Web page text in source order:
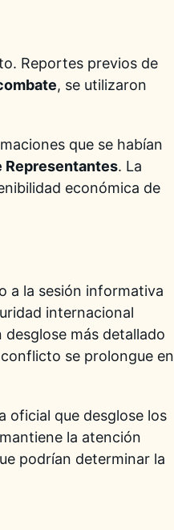
Reportes previos de
, se utilizaron
que se habían
Representantes. La
económica de
a la sesión informativa
internacional
más detallado
se prolongue en
oficial que desglose los
la atención
podrían determinar la